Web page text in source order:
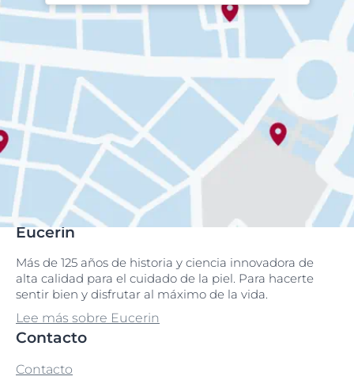
Eucerin
Más de 125 años de historia y ciencia innovadora de
alta calidad para el cuidado de la piel. Para hacerte
sentir bien y disfrutar al máximo de la vida.
Lee más sobre Eucerin
Contacto
Contacto